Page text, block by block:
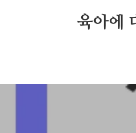
육아에